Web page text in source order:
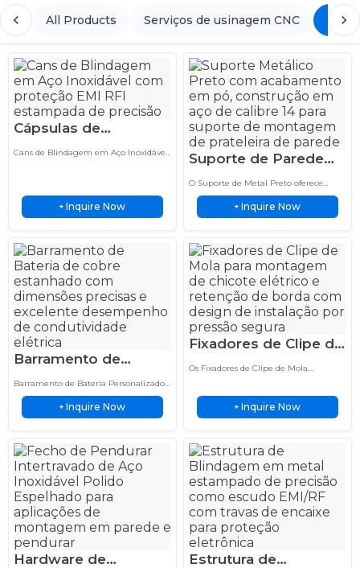
All Products Serviços de usinagem CNC
Cápsulas de
Blindagem em Aço
Precisão para
Eletrônicos
Cans de Blindagem em Aço Inoxidável
dispositivos industriais.
+ Inquire Now
Suporte de Parede
em Metal Preto em
Forma de L, Aço
Calibre 14 com
O Suporte de Metal Preto oferece
soluções duráveis de suporte metálico
com fabricação personalizada,
resistência à corrosão e desempenho
+ Inquire Now
Barramento de
Bateria 200 Amp
Cobre Estanhado
Classificação
Barramento de Bateria Personalizado
feito de cobre estanhado para baterias
de veículos elétricos, sistemas de
armazenamento de energia e
+ Inquire Now
Fixadores de Clipe de
Mola Push On
Montagem de
Chicote de Fios
Os Fixadores de Clipe de Mola
precisão para aplicações industriais.
+ Inquire Now
Hardware de
Estrutura de